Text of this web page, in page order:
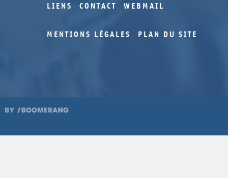
LIENS CONTACT WEBMAIL
MENTIONS LÉGALES PLAN DU SITE